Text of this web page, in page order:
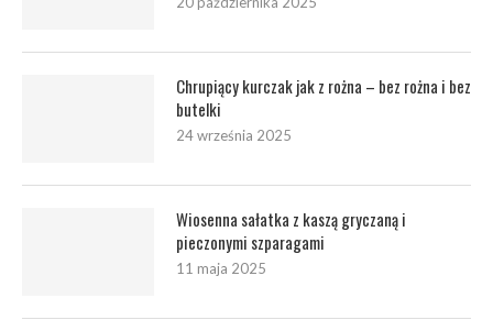
Chrupiący kurczak jak z rożna – bez rożna i bez
butelki
24 września 2025
Wiosenna sałatka z kaszą gryczaną i
pieczonymi szparagami
11 maja 2025